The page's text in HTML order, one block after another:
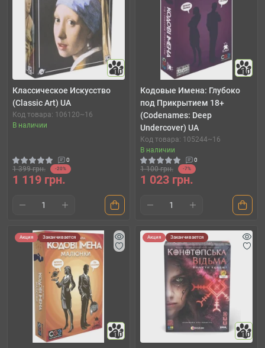
10
Классическое Искусство
(Classic Art) UA
Код товара: 106120~16
В наличии
0
1 399 грн. -20%
1 119 грн.
10
Кодовые Имена: Глубоко
под Прикрытием 18+
(Codenames: Deep
Undercover) UA
Код товара: 105244~16
В наличии
0
1 100 грн. -7%
1 023 грн.
Акция Заканчивается
10
Акция Заканчивается
10